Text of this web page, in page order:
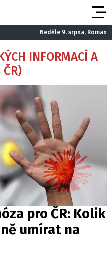
Neděle 9. srpna, Roman
INFORMACÍ A
ČR)
pro ČR: Kolik
umírat na